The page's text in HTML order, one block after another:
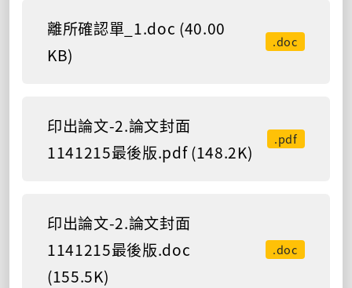
離所確認單_1.doc (40.00
KB)
.doc
印出論文-2.論文封面
1141215最後版.pdf (148.2K)
.pdf
印出論文-2.論文封面
1141215最後版.doc
(155.5K)
.doc